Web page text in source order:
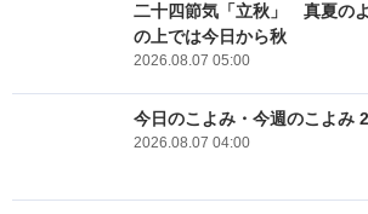
二十四節気「立秋」 真夏の
の上では今日から秋
2026.08.07 05:00
今日のこよみ・今週のこよみ
2026.08.07 04:00